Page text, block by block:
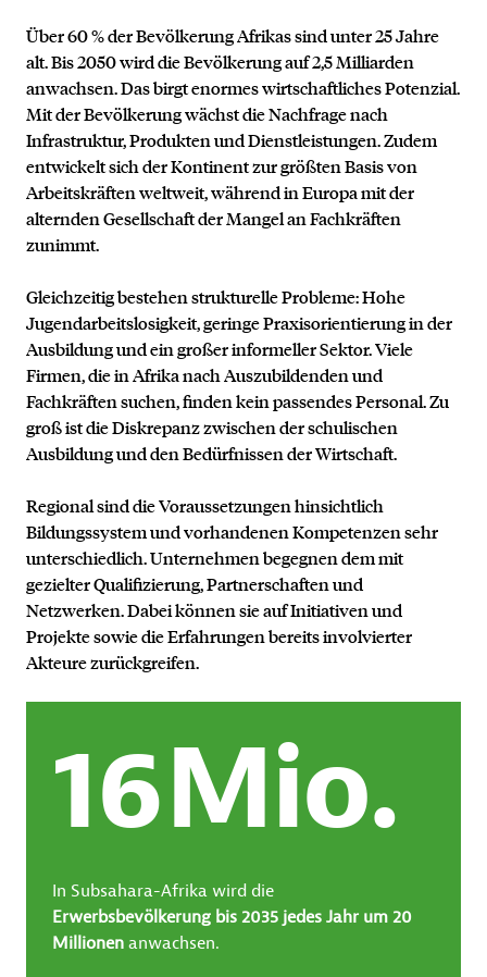
Über 60 % der Bevölkerung Afrikas sind unter 25 Jahre
alt. Bis 2050 wird die Bevölkerung auf 2,5 Milliarden
anwachsen. Das birgt enormes wirtschaftliches Potenzial.
Mit der Bevölkerung wächst die Nachfrage nach
Infrastruktur, Produkten und Dienstleistungen. Zudem
entwickelt sich der Kontinent zur größten Basis von
Arbeitskräften weltweit, während in Europa mit der
alternden Gesellschaft der Mangel an Fachkräften
zunimmt.
Gleichzeitig bestehen strukturelle Probleme: Hohe
Jugendarbeitslosigkeit, geringe Praxisorientierung in der
Ausbildung und ein großer informeller Sektor. Viele
Firmen, die in Afrika nach Auszubildenden und
Fachkräften suchen, finden kein passendes Personal. Zu
groß ist die Diskrepanz zwischen der schulischen
Ausbildung und den Bedürfnissen der Wirtschaft.
Regional sind die Voraussetzungen hinsichtlich
Bildungssystem und vorhandenen Kompetenzen sehr
unterschiedlich. Unternehmen begegnen dem mit
gezielter Qualifizierung, Partnerschaften und
Netzwerken. Dabei können sie auf Initiativen und
Projekte sowie die Erfahrungen bereits involvierter
Akteure zurückgreifen.
20Mio.
In Subsahara-Afrika wird die
Erwerbsbevölkerung bis 2035 jedes Jahr um 20
Millionen anwachsen.